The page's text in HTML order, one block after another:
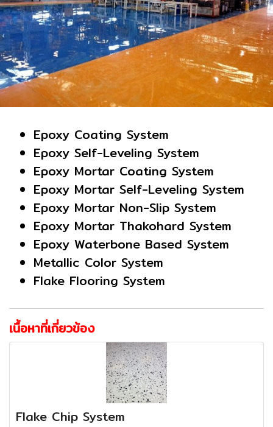
Epoxy Coating System
Epoxy Self-Leveling System
Epoxy Mortar Coating System
Epoxy Mortar Self-Leveling System
Epoxy Mortar Non-Slip System
Epoxy Mortar Thakohard System
Epoxy Waterbone Based System
Metallic Color System
Flake Flooring System
เนื้อหาที่เกี่ยวข้อง
Flake Chip System